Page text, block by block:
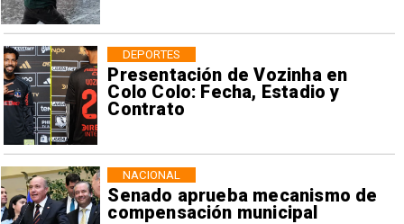
Presentación de Vozinha en
Colo Colo: Fecha, Estadio y
Contrato
DEPORTES
Senado aprueba mecanismo de
compensación municipal
NACIONAL